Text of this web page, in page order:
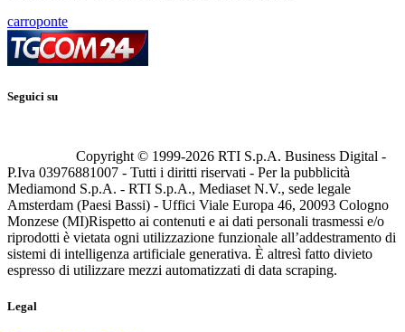
carroponte
Seguici su
Copyright © 1999-2026 RTI S.p.A. Business Digital -
P.Iva 03976881007 - Tutti i diritti riservati - Per la pubblicità
Mediamond S.p.A. - RTI S.p.A., Mediaset N.V., sede legale
Amsterdam (Paesi Bassi) - Uffici Viale Europa 46, 20093 Cologno
Monzese (MI)Rispetto ai contenuti e ai dati personali trasmessi e/o
riprodotti è vietata ogni utilizzazione funzionale all’addestramento di
sistemi di intelligenza artificiale generativa. È altresì fatto divieto
espresso di utilizzare mezzi automatizzati di data scraping.
Legal